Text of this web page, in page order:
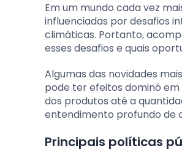
Em um mundo cada vez
influenciadas por desafios
climáticas. Portanto,
esses desafios e quais
Algumas das novidades
pode ter efeitos dominó
dos produtos até a
entendimento profundo de
Principais políticas